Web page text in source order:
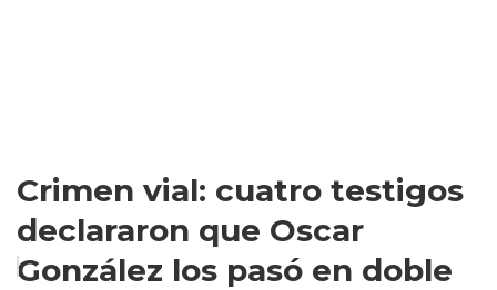
Crimen vial: cuatro testigos
declararon que Oscar
González los pasó en doble